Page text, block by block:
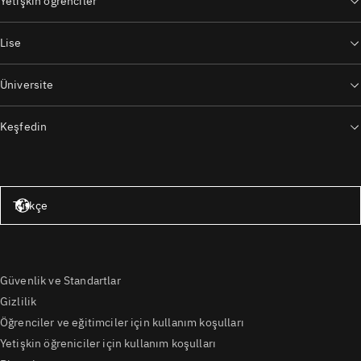
Lise
Üniversite
Keşfedin
Türkçe
Güvenlik ve Standartlar
Gizlilik
Öğrenciler ve eğitimciler için kullanım koşulları
Yetişkin öğreniciler için kullanım koşulları